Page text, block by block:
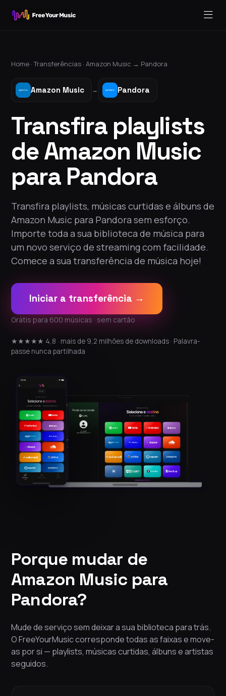
Home ·Transferências · Amazon Music → Pandora
Amazon Music → Pandora
Transfira playlists
de Amazon Music
para Pandora
Transfira playlists, músicas curtidas e álbuns de
Amazon Music para Pandora sem esforço.
Importe toda a sua biblioteca de música para
um novo serviço de streaming com facilidade.
Comece a sua transferência de música hoje!
Iniciar a transferência →
Grátis para 600 músicas · sem cartão
★★★★★ 4,8 · mais de 9,2 milhões de downloads · Palavra-
passe nunca partilhada
Porque mudar de
Amazon Music para
Pandora?
Mude de serviço sem deixar a sua biblioteca para trás.
O FreeYourMusic corresponde todas as faixas e move-
as por si — playlists, músicas curtidas, álbuns e artistas
seguidos.